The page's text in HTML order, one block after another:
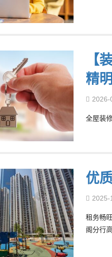
【
精
2026-
全屋装
优
2025-
租务畅
阁分行